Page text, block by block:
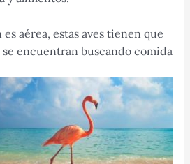
aérea, estas aves tienen que
encuentran buscando comida